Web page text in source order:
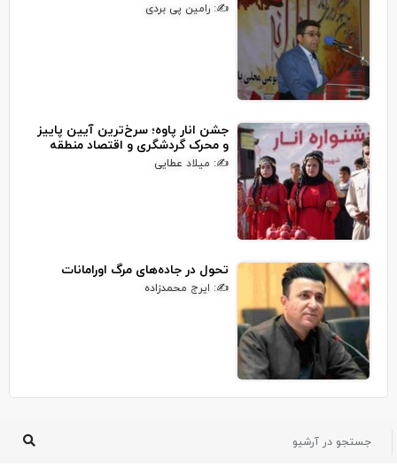
✍: رامین پی بردی
جشن انار پاوه؛ سرخ‌ترین آیین پاییز
و محرک گردشگری و اقتصاد منطقه
✍: میلاد عطایی
تحول در جاده‌های مرگ اورامانات
✍: ایرج محمدزاده